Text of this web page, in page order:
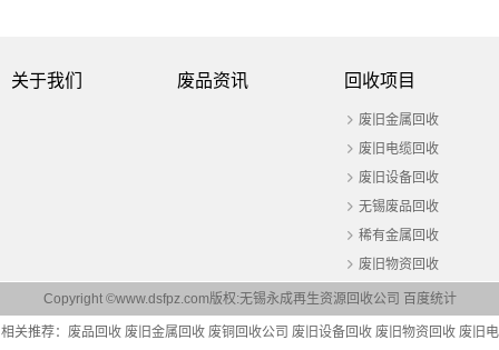
关于我们 废品资讯 回收项目
废旧金属回收
废旧电缆回收
废旧设备回收
无锡废品回收
稀有金属回收
废旧物资回收
Copyright ©www.dsfpz.com版权:无锡永成再生资源回收公司 百度统计
相关推荐： 废品回收 废旧金属回收 废铜回收公司 废旧设备回收 废旧物资回收 废旧电